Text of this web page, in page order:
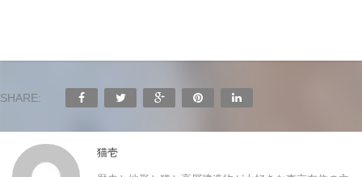
SHARE:
猫壱